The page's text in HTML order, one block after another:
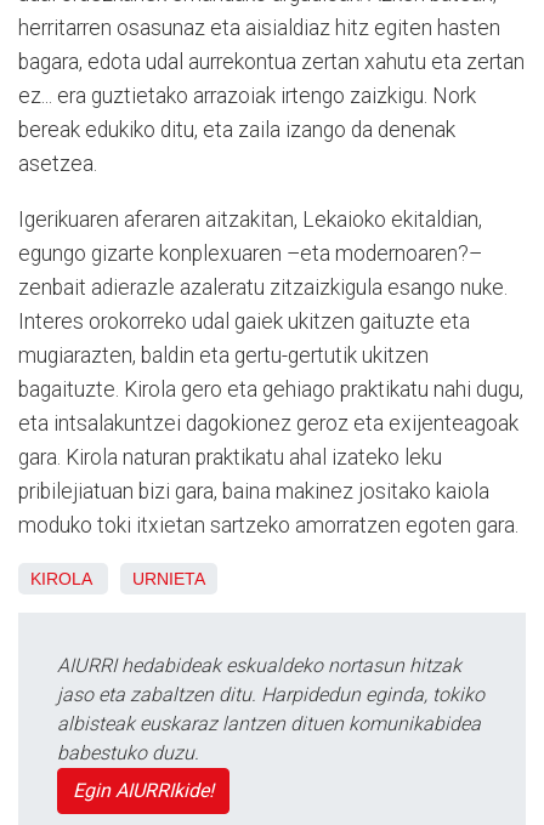
herritarren osasunaz eta aisialdiaz hitz egiten hasten
bagara, edota udal aurrekontua zertan xahutu eta zertan
ez... era guztietako arrazoiak irtengo zaizkigu. Nork
bereak edukiko ditu, eta zaila izango da denenak
asetzea.
Igerikuaren aferaren aitzakitan, Lekaioko ekitaldian,
egungo gizarte konplexuaren –eta modernoaren?–
zenbait adierazle azaleratu zitzaizkigula esango nuke.
Interes orokorreko udal gaiek ukitzen gaituzte eta
mugiarazten, baldin eta gertu-gertutik ukitzen
bagaituzte. Kirola gero eta gehiago praktikatu nahi dugu,
eta intsalakuntzei dagokionez geroz eta exijenteagoak
gara. Kirola naturan praktikatu ahal izateko leku
pribilejiatuan bizi gara, baina makinez jositako kaiola
moduko toki itxietan sartzeko amorratzen egoten gara.
KIROLA URNIETA
AIURRI hedabideak eskualdeko nortasun hitzak
jaso eta zabaltzen ditu. Harpidedun eginda, tokiko
albisteak euskaraz lantzen dituen komunikabidea
babestuko duzu.
Egin AIURRIkide!